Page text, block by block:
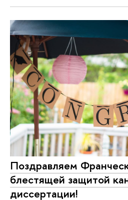
Поздравляем
блестящей защитой
диссертации!